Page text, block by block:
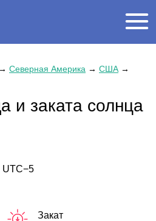
→ Северная Америка → США →
и заката солнца
UTC−5
Закат